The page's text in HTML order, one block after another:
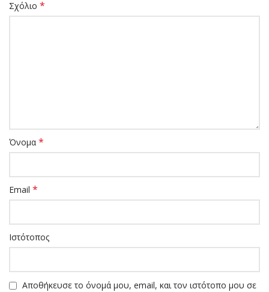
Σχόλιο *
Όνομα *
Email *
Ιστότοπος
Αποθήκευσε το όνομά μου, email, και τον ιστότοπο μου σε